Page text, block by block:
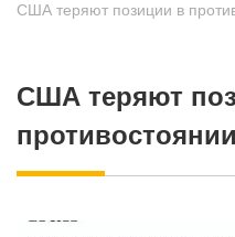
США теряют позиции в
США теряют